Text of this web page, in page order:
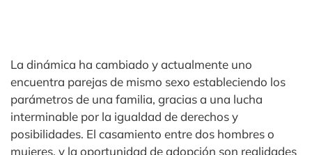
La dinámica ha cambiado y actualmente uno
encuentra parejas de mismo sexo estableciendo los
parámetros de una familia, gracias a una lucha
interminable por la igualdad de derechos y
posibilidades. El casamiento entre dos hombres o
mujeres, y la oportunidad de adopción son realidades